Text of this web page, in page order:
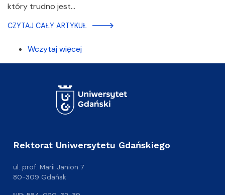
który trudno jest…
CZYTAJ CAŁY ARTYKUŁ
Wczytaj więcej
Rektorat Uniwersytetu Gdańskiego
ul. prof. Marii Janion 7
80-309 Gdańsk